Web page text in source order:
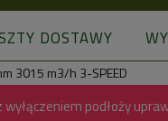
DOSTAWY
3015 m3/h 3-SPEED
podłoży